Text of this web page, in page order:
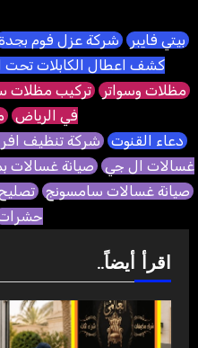
بيتي فايبر شركة عزل فوم
كشف اعطال الكابلات تحت
مظلات وسواتر تركيب مظلات
في الرياض
دعاء القنوت شركة تنظيف
غسالات ال جي صيانة غسالات
صيانة غسالات سامسونج
اقرأ أيضاً..